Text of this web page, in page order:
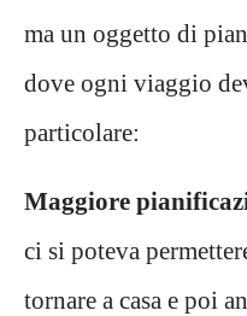
ma un oggetto di
dove ogni viaggio
particolare:
Maggiore
ci si poteva
tornare a casa e poi